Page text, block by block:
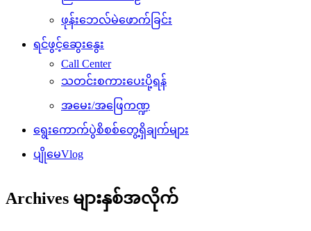
ဖုန်းဘေလ်မဲဖောက်ခြင်း
ရင်ဖွင့်ဆွေးနွေး
Call Center
သတင်းစကားပေးပို့ရန်
အမေး/အဖြေကဏ္ဍ
ရွေးကောက်ပွဲစိစစ်တွေ့ရှိချက်များ
ပျိုမေVlog
Archives များနှစ်အလိုက်